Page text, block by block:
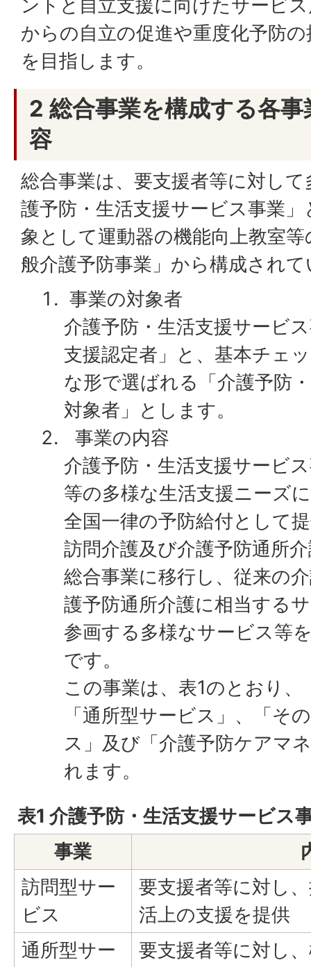
ントと自立支援に向けたサービ
からの自立の促進や重度化予防
を目指します。
2 総合事業を構成する各
容
総合事業は、要支援者等に対し
護予防・生活支援サービス事業
象として運動器の機能向上教室
般介護予防事業」から構成され
事業の対象者
介護予防・生活支援サービ
支援認定者」と、基本チェ
な形で選ばれる「介護予防
対象者」とします。
事業の内容
介護予防・生活支援サービ
等の多様な生活支援ニーズ
全国一律の予防給付として
訪問介護及び介護予防通所
総合事業に移行し、従来の
護予防通所介護に相当する
参画する多様なサービス等
です。
この事業は、表1のとおり
「通所型サービス」、「そ
ス」及び「介護予防ケアマ
れます。
表1 介護予防・生活支援サービス
事業
訪問型サー
ビス
要支援者等に対し
活上の支援を提供
通所型サー
要支援者等に対し